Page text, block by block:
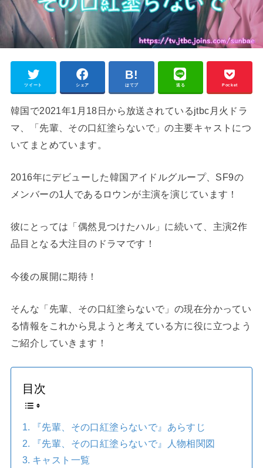
ツイート シェア はてブ 送る Pocket
韓国で2021年1月18日から放送されているjtbc月火ドラ
マ、「先輩、その口紅塗らないで」の主要キャストにつ
いてまとめています。
2016年にデビューした韓国アイドルグループ、SF9の
メンバーの1人であるロウンが主演を演じています！
彼にとっては「偶然見つけたハル」に続いて、主演2作
品目となる大注目のドラマです！
今後の展開に期待！
そんな「先輩、その口紅塗らないで」の現在分かってい
る情報をこれから見ようと考えている方に役に立つよう
ご紹介していきます！
目次
『先輩、その口紅塗らないで』あらすじ
『先輩、その口紅塗らないで』人物相関図
キャスト一覧